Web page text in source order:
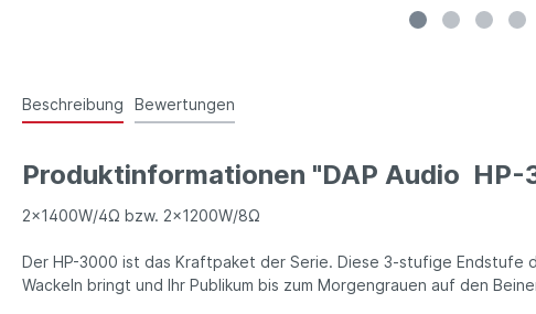
Beschreibung Bewertungen
Produktinformationen "DAP Audio HP-
2x1400W/4Ω bzw. 2x1200W/8Ω
Der HP-3000 ist das Kraftpaket der Serie. Diese 3-stufige Endstufe
Wackeln bringt und Ihr Publikum bis zum Morgengrauen auf den